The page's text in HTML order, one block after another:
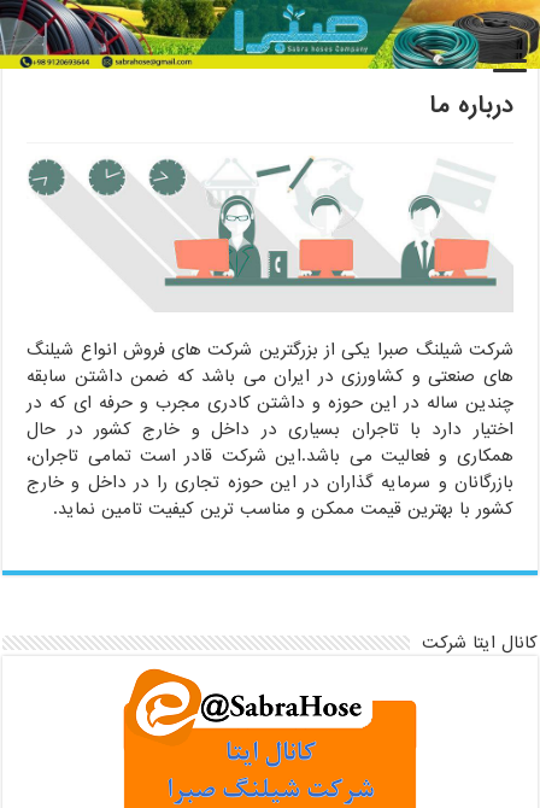
خانه / درباره ما
درباره ما
شرکت شیلنگ صبرا یکی از بزرگترین شرکت های فروش انواع شیلنگ
های صنعتی و کشاورزی در ایران می باشد که ضمن داشتن سابقه
چندین ساله در این حوزه و داشتن کادری مجرب و حرفه ای که در
اختیار دارد با تاجران بسیاری در داخل و خارج کشور در حال
همکاری و فعالیت می باشد.این شرکت قادر است تمامی تاجران،
بازرگانان و سرمایه گذاران در این حوزه تجاری را در داخل و خارج
کشور با بهترین قیمت ممکن و مناسب ترین کیفیت تامین نماید.
کانال ایتا شرکت